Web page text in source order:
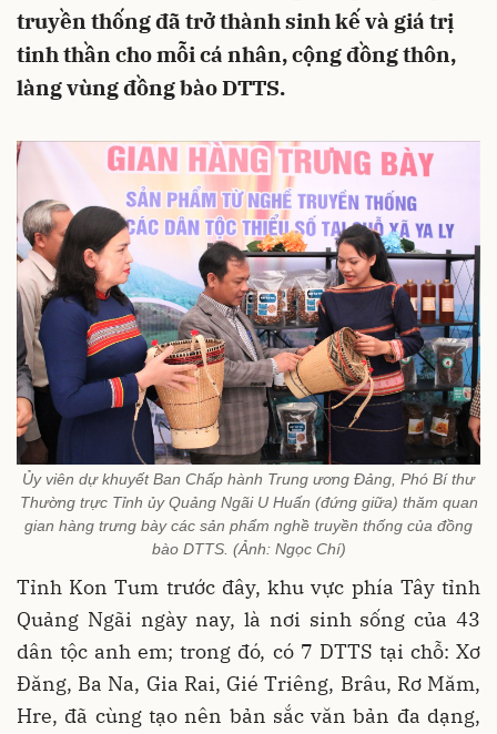
truyền thống đã trở thành sinh kế và giá trị
tinh thần cho mỗi cá nhân, cộng đồng thôn,
làng vùng đồng bào DTTS.
Ủy viên dự khuyết Ban Chấp hành Trung ương Đảng, Phó Bí thư
Thường trực Tỉnh ủy Quảng Ngãi U Huấn (đứng giữa) thăm quan
gian hàng trưng bày các sản phẩm nghề truyền thống của đồng
bào DTTS. (Ảnh: Ngọc Chí)
Tỉnh Kon Tum trước đây, khu vực phía Tây tỉnh
Quảng Ngãi ngày nay, là nơi sinh sống của 43
dân tộc anh em; trong đó, có 7 DTTS tại chỗ: Xơ
Đăng, Ba Na, Gia Rai, Gié Triêng, Brâu, Rơ Măm,
Hre, đã cùng tạo nên bản sắc văn bản đa dạng,